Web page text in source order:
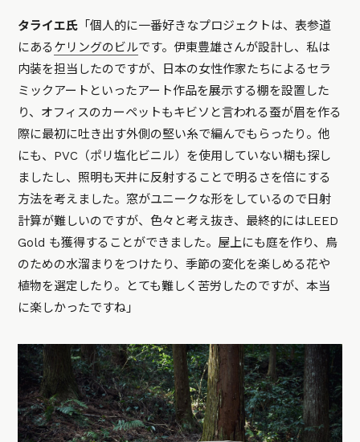
タライエ氏 「個人的に一番好きなプロジェクトは、表参道
にあるケリングのビルです。伊東豊雄さんが設計し、私は
内装を担当したのですが、日本の女性作家たちによるセラ
ミックアートといったアート作品を展示する棚を設置した
り、オフィスのカーペットもキビソと言われる蚕が眉を作る
際に最初に吐き出す外側の堅い糸で編んでもらったり。他
にも、PVC（ポリ塩化ビニル）を使用していない糊も探し
ましたし、照明も天井に反射することで明るさを倍にする
方法を考えました。窓がユニークな形をしているので日射
計算が難しいのですが、色々と考え抜き、最終的にはLEED
Gold も獲得することができました。屋上にも庭を作り、鳥
のための水溜まりをつけたり、季節の変化を楽しめる花や
植物を選定したり。とても難しく苦労したのですが、本当
に楽しかったですね」